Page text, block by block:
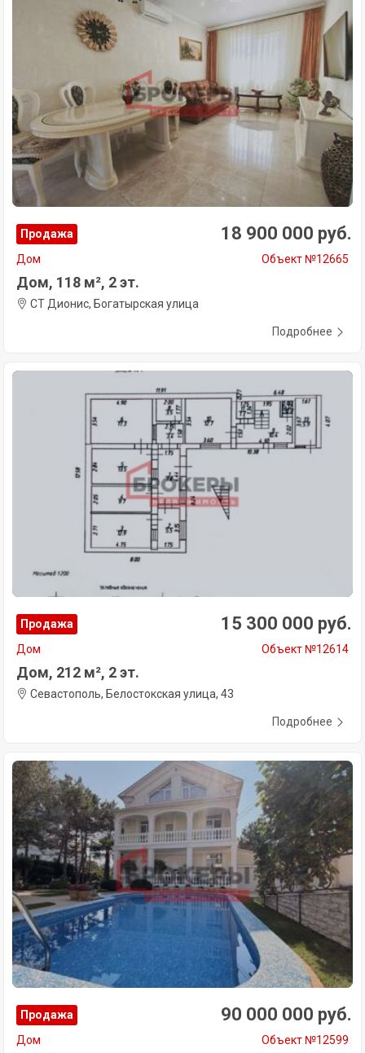
Продажа 18 900 000 руб.
Дом Объект №12665
Дом, 118 м², 2 эт.
СТ Дионис, Богатырская улица
Подробнее
Продажа 15 300 000 руб.
Дом Объект №12614
Дом, 212 м², 2 эт.
Севастополь, Белостокская улица, 43
Подробнее
Продажа 90 000 000 руб.
Дом Объект №12599